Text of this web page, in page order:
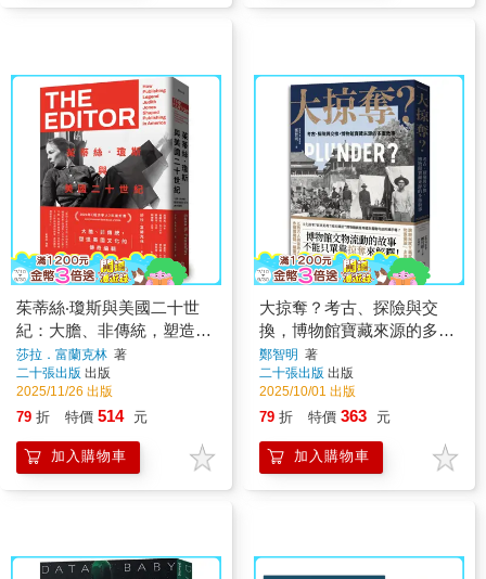
茱蒂絲‧瓊斯與美國二十世
紀：大膽、非傳統，塑造美
國文化的傳奇編輯
莎拉．富蘭克林 著
二十張出版 出版
2025/11/26 出版
79 折 特價 514 元
加入購物車
大掠奪？考古、探險與交
換，博物館寶藏來源的多重
敘事
鄭智明 著
二十張出版 出版
2025/10/01 出版
79 折 特價 363 元
加入購物車